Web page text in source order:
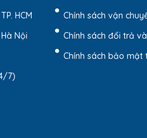
HCM
Nội
7)
Chính sách vận
Chính sách đổi trả
Chính sách bảo mật